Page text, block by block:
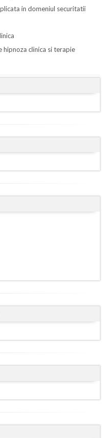
in domeniul securitatii
hipnoza clinica si terapie